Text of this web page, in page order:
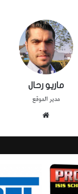
ماريو رحال
مدير الموقع